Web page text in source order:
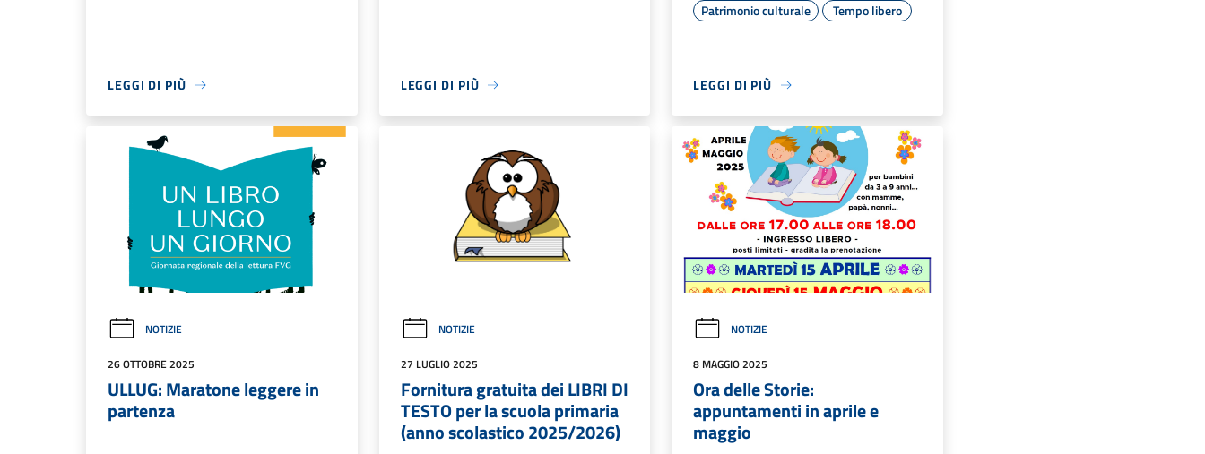
LEGGI DI PIÙ LEGGI DI PIÙ
Patrimonio culturale
Tempo libero
LEGGI DI PIÙ
NOTIZIE
26 OTTOBRE 2025
ULLUG: Maratone leggere in
partenza
NOTIZIE
27 LUGLIO 2025
Fornitura gratuita dei LIBRI DI
TESTO per la scuola primaria
(anno scolastico 2025/2026)
NOTIZIE
8 MAGGIO 2025
Ora delle Storie:
appuntamenti in aprile e
maggio